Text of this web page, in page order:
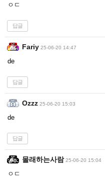
ㅇㄷ
답글
Fariy 25-06-20 14:47
de
답글
Ozzz 25-06-20 15:03
de
답글
몰래하는사람 25-06-20 15:04
ㅇㄷ